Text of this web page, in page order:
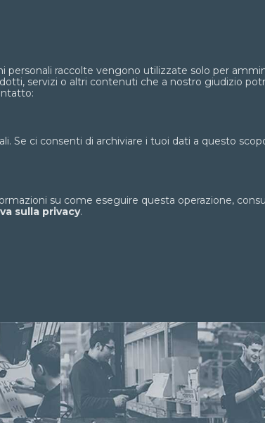
raccolte vengono utilizzate solo per
servizi o altri contenuti che a nostro giudizio
ci consenti di archiviare i tuoi dati a questo
su come eseguire questa operazione,
sulla privacy.